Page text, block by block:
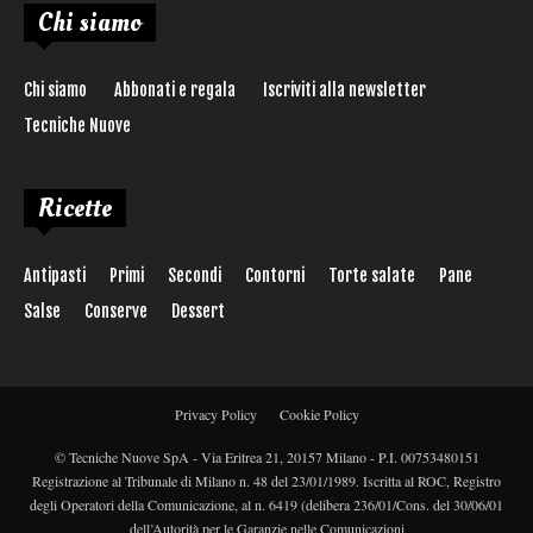
Chi siamo
Chi siamo Abbonati e regala
Iscriviti alla newsletter
Tecniche Nuove
Ricette
Antipasti Primi Secondi Contorni Torte salate
Pane
Salse
Conserve Dessert
Privacy Policy Cookie Policy
© Tecniche Nuove SpA - Via Eritrea 21, 20157 Milano - P.I. 00753480151
Registrazione al Tribunale di Milano n. 48 del 23/01/1989. Iscritta al ROC, Registro
degli Operatori della Comunicazione, al n. 6419 (delibera 236/01/Cons. del 30/06/01
dell’Autorità per le Garanzie nelle Comunicazioni